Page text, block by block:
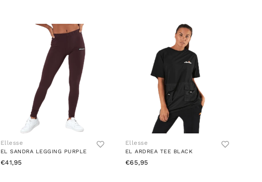
Ellesse
EL SANDRA LEGGING PURPLE
€41,95
Ellesse
EL ARDREA TEE BLACK
€65,95